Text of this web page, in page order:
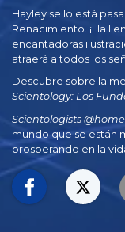
Hayley se lo está
Renacimiento. ¡Ha
encantadoras
atraerá a todos los
Descubre sobre la
Scientology: Los
Scientologists @home
mundo que se están
prosperando en la